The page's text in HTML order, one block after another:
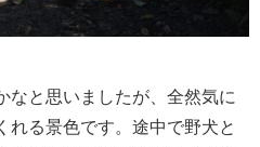
と思いましたが、全然気に
れる景色です。途中で野犬と